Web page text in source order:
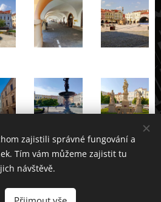
doma a pojď ven © 2021
zajistili správné fungování a
Tím vám můžeme zajistit tu
návštěvě.